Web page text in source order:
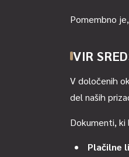
Pomembno
VIR
V določenih
del naših
Dokumenti,
Plačilne